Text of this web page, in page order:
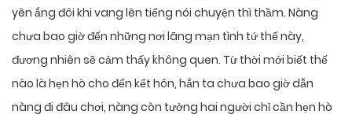
yên ắng đôi khi vang lên tiếng nói chuyện thì thầm. Nàng
chưa bao giờ đến những nơi lãng mạn tình tứ thế này,
đương nhiên sẽ cảm thấy không quen. Từ thời mới biết thế
nào là hẹn hò cho đến kết hôn, hắn ta chưa bao giờ dẫn
nàng đi đâu chơi, nàng còn tưởng hai người chỉ cần hẹn hò